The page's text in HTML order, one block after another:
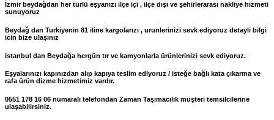
İzmir beydağdan her türlü eşyanızı ilçe içi , ilçe dışı ve şehirlerarası nakliye hizmeti
sunuyoruz
Beydağ dan Turkiyenin 81 iline kargolarızı , urunlerinizi sevk ediyoruz detayli bilgi
icin bize ulaşınız
istanbul dan Beydağa hergün tır ve kamyonlarla ürünlerinizi sevk ediyoruz.
Eşyalarınızı kapınızdan alıp kapıya teslim ediyoruz / isteğe bağlı kata çıkarma ve
rafa ürün dizme hizmetimiz vardır.
0551 178 16 06 numaralı telefondan Zaman Taşımacılık müşteri temsilcilerine
ulaşabilirsiniz.